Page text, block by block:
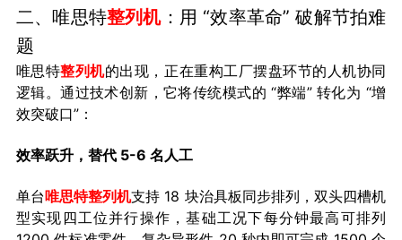
二、唯思特整列机：用 “效率革命” 破解节拍难
题
唯思特整列机的出现，正在重构工厂摆盘环节的人机协同
逻辑。通过技术创新，它将传统模式的 “弊端” 转化为 “增
效突破口”：
效率跃升，替代 5-6 名人工
单台唯思特整列机支持 18 块治具板同步排列，双头四槽机
型实现四工位并行操作，基础工况下每分钟最高可排列